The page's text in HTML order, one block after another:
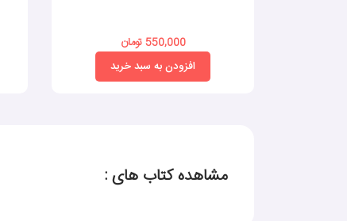
550,000 تومان
افزودن به سبد خرید
مشاهده کتاب های :